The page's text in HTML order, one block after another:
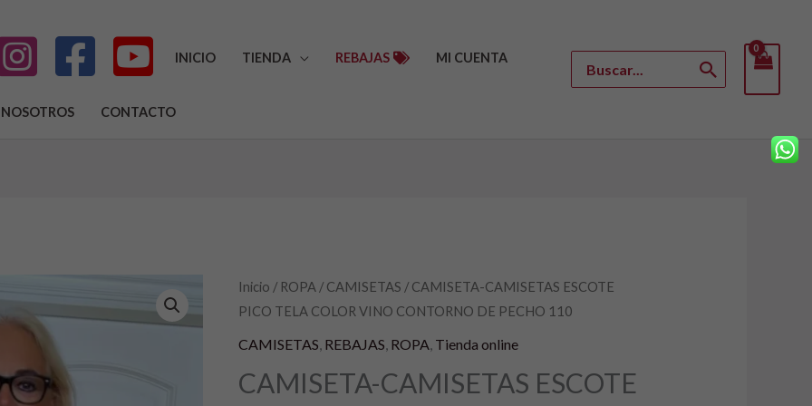
INICIO TIENDA REBAJAS MI CUENTA
NOSOTROS CONTACTO
por:
Inicio / ROPA / CAMISETAS / CAMISETA-CAMISETAS ESCOTE
PICO TELA COLOR VINO CONTORNO DE PECHO 110
CAMISETAS, REBAJAS, ROPA, Tienda online
CAMISETA-CAMISETAS ESCOTE
El
precio
original
El
precio
actual
CAMISETA-
CAMISETAS
ESCOTE
TELA